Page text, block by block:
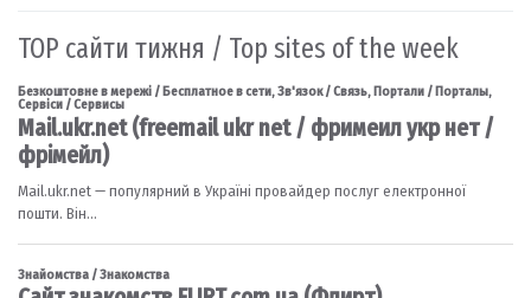
TOP сайти тижня / Top sites of the week